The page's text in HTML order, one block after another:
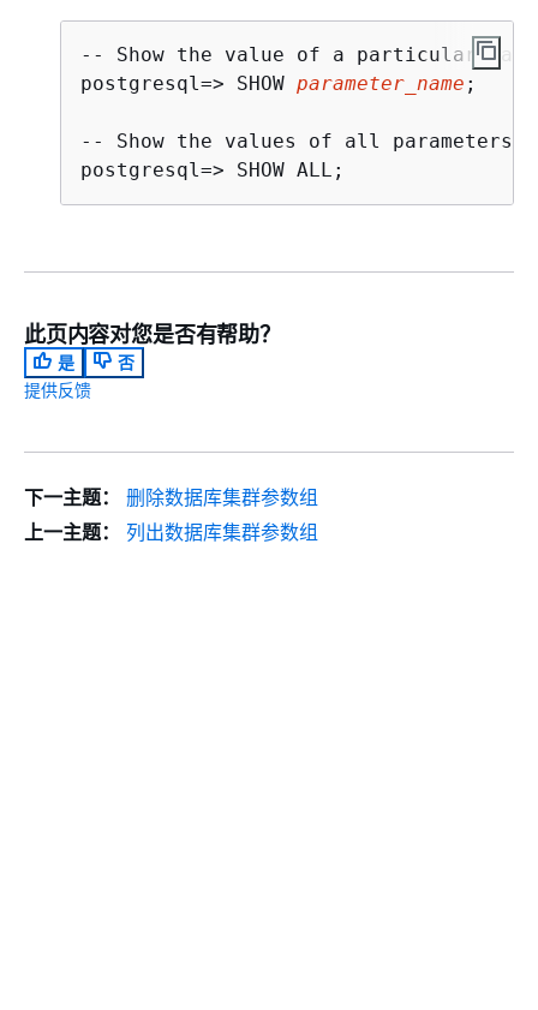
-- Show the value of a particular
postgresql=> SHOW parameter_name ;
-- Show the values of all parameters
postgresql=> SHOW ALL;
此页内容对您是否有帮助？
是
否
提供反馈
下一主题：
删除数据库集群参数组
上一主题：
列出数据库集群参数组